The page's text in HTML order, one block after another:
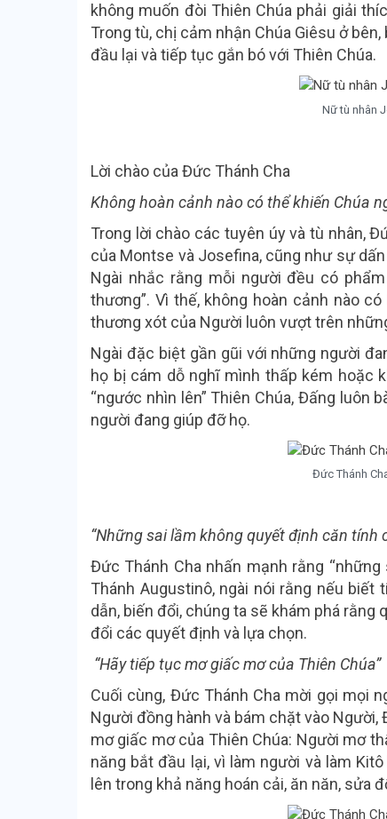
không muốn đòi Thiên Chúa phải giải
Trong tù, chị cảm nhận Chúa Giêsu ở
đầu lại và tiếp tục gắn bó với Thiên Chúa.
Nữ tù nhân
Lời chào của Đức Thánh Cha
Không hoàn cảnh nào có thể khiến Chúa
Trong lời chào các tuyên úy và tù nhân,
của Montse và Josefina, cũng như sự
Ngài nhắc rằng mỗi người đều có
thương”. Vì thế, không hoàn cảnh nào
thương xót của Người luôn vượt trên
Ngài đặc biệt gần gũi với những người
họ bị cám dỗ nghĩ mình thấp kém hoặc
“ngước nhìn lên” Thiên Chúa, Đấng luôn
người đang giúp đỡ họ.
Đức Thánh
“Những sai lầm không quyết định căn tính
Đức Thánh Cha nhấn mạnh rằng
Thánh Augustinô, ngài nói rằng nếu biết
dẫn, biến đổi, chúng ta sẽ khám phá rằng
đổi các quyết định và lựa chọn.
“Hãy tiếp tục mơ giấc mơ của Thiên Chúa”
Cuối cùng, Đức Thánh Cha mời gọi mọi
Người đồng hành và bám chặt vào
mơ giấc mơ của Thiên Chúa: Người mơ
năng bắt đầu lại, vì làm người và làm
lên trong khả năng hoán cải, ăn năn, sửa